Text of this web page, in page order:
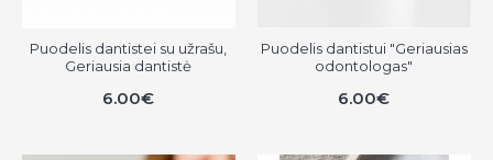
Puodelis dantistei su užrašu,
Geriausia dantistė
6.00€
Puodelis dantistui "Geriausias
odontologas"
6.00€